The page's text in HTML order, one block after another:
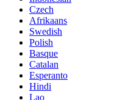
Czech
Afrikaans
Swedish
Polish
Basque
Catalan
Esperanto
Hindi
Lao